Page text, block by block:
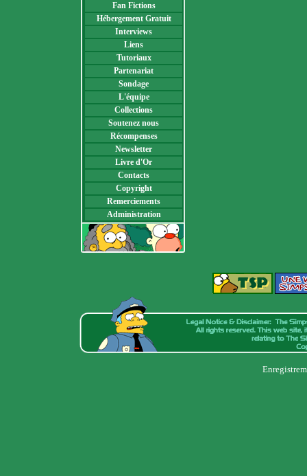
Fan Fictions
Hébergement Gratuit
Interviews
Liens
Tutoriaux
Partenariat
Sondage
L'équipe
Collections
Soutenez nous
Récompenses
Newsletter
Livre d'Or
Contacts
Copyright
Remerciements
Administration